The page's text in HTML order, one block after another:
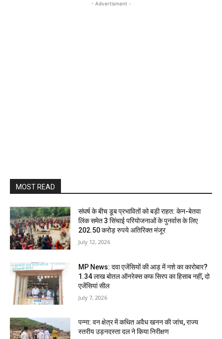
- Advertisment -
MOST READ
संघर्ष के बीच डूब प्रभावितों को बड़ी राहत: केन-बेतवा
लिंक समेत 3 सिंचाई परियोजनाओं के पुनर्वास के लिए
202.50 करोड़ रुपये अतिरिक्त मंजूर
July 12, 2026
MP News: दवा एजेंसियों की आड़ में नशे का कारोबार?
1.34 लाख बोतल ऑनरेक्स कफ सिरप का हिसाब नहीं, दो
एजेंसियां सील
July 7, 2026
पन्ना: वन क्षेत्र में कथित अवैध खनन की जांच, राज्य
स्तरीय उड़नदस्ता दल ने किया निरीक्षण